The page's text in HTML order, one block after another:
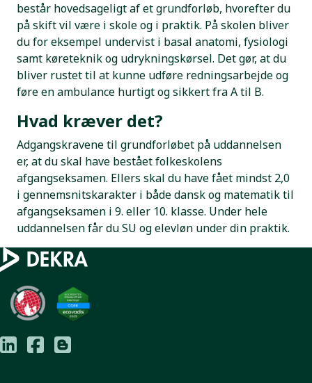
består hovedsageligt af et grundforløb, hvorefter du
på skift vil være i skole og i praktik. På skolen bliver
du for eksempel undervist i basal anatomi, fysiologi
samt køreteknik og udrykningskørsel. Det gør, at du
bliver rustet til at kunne udføre redningsarbejde og
føre en ambulance hurtigt og sikkert fra A til B.
Hvad kræver det?
Adgangskravene til grundforløbet på uddannelsen
er, at du skal have bestået folkeskolens
afgangseksamen. Ellers skal du have fået mindst 2,0
i gennemsnitskarakter i både dansk og matematik til
afgangseksamen i 9. eller 10. klasse. Under hele
uddannelsen får du SU og elevløn under din praktik.